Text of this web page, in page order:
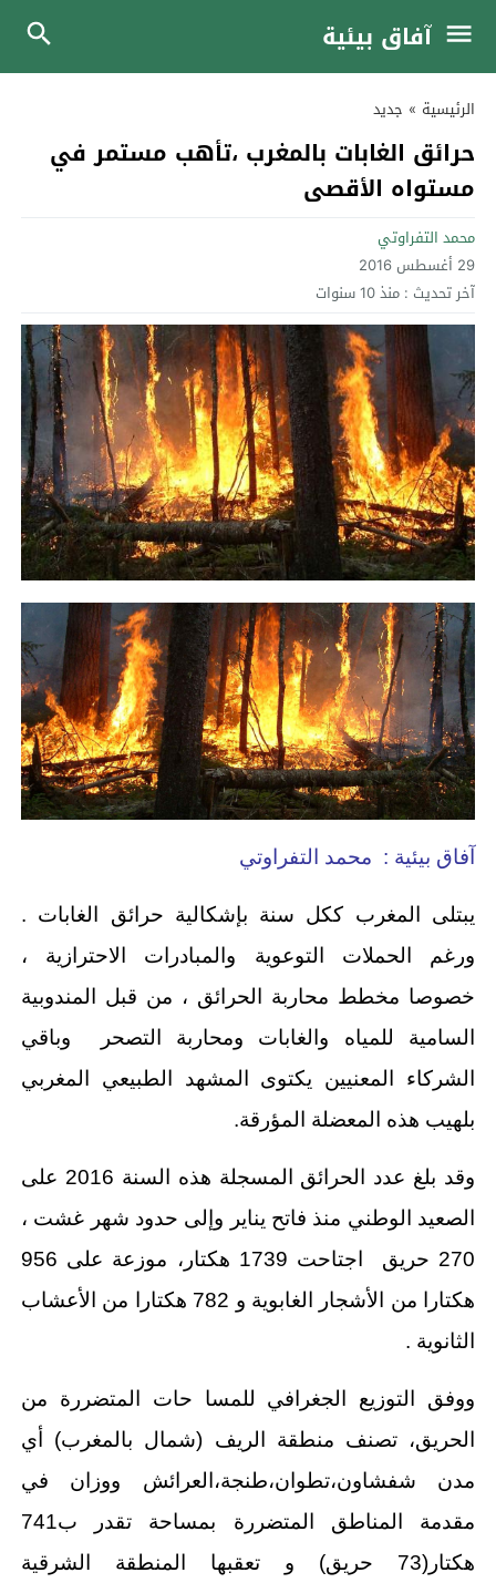
آفاق بيئية
الرئيسية » جديد
حرائق الغابات بالمغرب ،تأهب مستمر في
مستواه الأقصى
محمد التفراوتي
29 أغسطس 2016
آخر تحديث : منذ 10 سنوات
آفاق بيئية : محمد التفراوتي
يبتلى المغرب ككل سنة بإشكالية حرائق الغابات .
ورغم الحملات التوعوية والمبادرات الاحترازية ،
خصوصا مخطط محاربة الحرائق ، من قبل المندوبية
السامية للمياه والغابات ومحاربة التصحر وباقي
الشركاء المعنيين يكتوى المشهد الطبيعي المغربي
بلهيب هذه المعضلة المؤرقة.
وقد بلغ عدد الحرائق المسجلة هذه السنة 2016 على
الصعيد الوطني منذ فاتح يناير وإلى حدود شهر غشت ،
270 حريق اجتاحت 1739 هكتار، موزعة على 956
هكتارا من الأشجار الغابوية و 782 هكتارا من الأعشاب
الثانوية .
ووفق التوزيع الجغرافي للمسا حات المتضررة من
الحريق، تصنف منطقة الريف (شمال بالمغرب) أي
مدن شفشاون،تطوان،طنجة،العرائش ووزان في
مقدمة المناطق المتضررة بمساحة تقدر ب741
هكتار(73 حريق) و تعقبها المنطقة الشرقية